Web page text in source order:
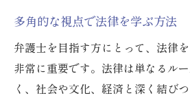
多角的な視点で法律を学ぶ方法
弁護士を目指す方にとって、法律
非常に重要です。法律は単なるル
く、社会や文化、経済と深く結び